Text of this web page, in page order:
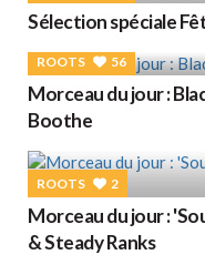
Sélection spéciale
ROOTS 56
Morceau du jour :
Boothe
ROOTS 2
Morceau du jour :
& Steady Ranks